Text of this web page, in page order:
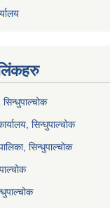
सिन्धुपाल्चोक
सिन्धुपाल्चोक